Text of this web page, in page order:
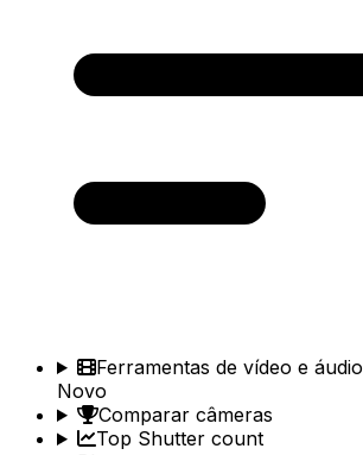
Ferramentas de vídeo e áudio
Novo
Comparar câmeras
Top Shutter count